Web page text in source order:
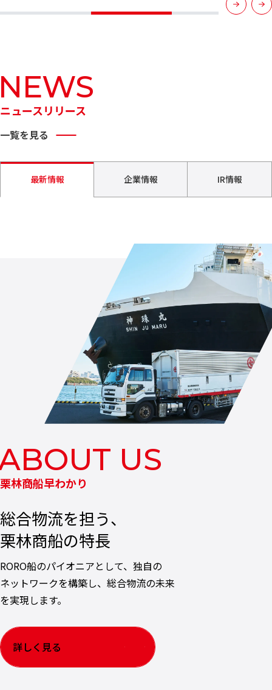
ニュースリリース
一覧を見る
最新情報 企業情報 IR情報
栗林商船早わかり
総合物流を担う、
栗林商船の特長
RORO船のパイオニアとして、独自の
ネットワークを構築し、総合物流の未来
を実現します。
詳しく見る